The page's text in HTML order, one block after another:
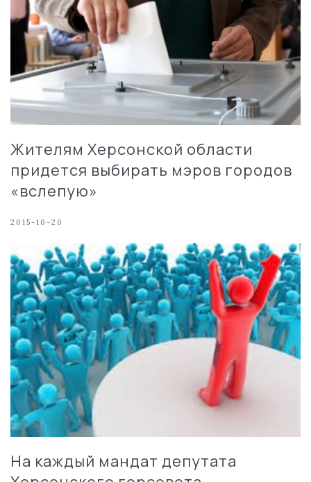
Жителям Херсонской области
придется выбирать мэров городов
«вслепую»
2015-10-20
На каждый мандат депутата